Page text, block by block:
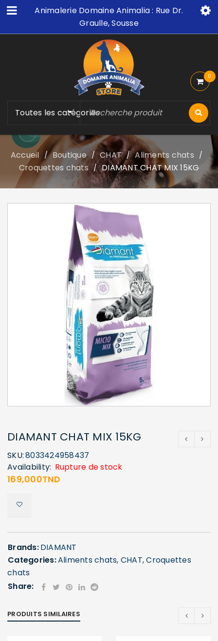
Animalerie Domaine Animalia : Rue Dr.
Graulle, Sousse
Toutes les catégories
0
Accueil / Boutique / CHAT / Aliments chats /
Croquettes chats / DIAMANT CHAT MIX 15KG
DIAMANT CHAT MIX 15KG
SKU:8033424958437
Availability: Rupture de stock
169,000TND
Brands:DIAMANT
Categories:Aliments chats, CHAT,Croquettes
chats
Share:
PRODUITS SIMILAIRES